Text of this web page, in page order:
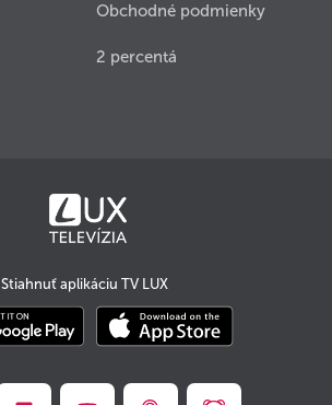
Obchodné podmienky
2 percentá
Stiahnuť aplikáciu TV LUX